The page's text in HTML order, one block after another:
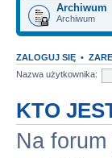
Archiwum
Archiwum
ZALOGUJ SIĘ •
Nazwa użytkownika:
KTO
Na